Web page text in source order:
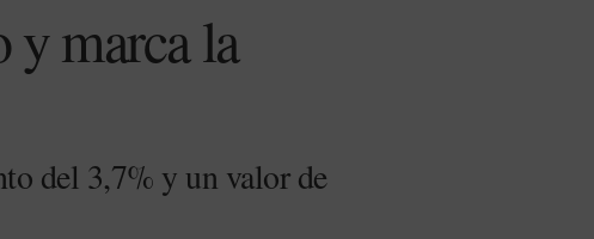
y marca la
del 3,7% y un valor de